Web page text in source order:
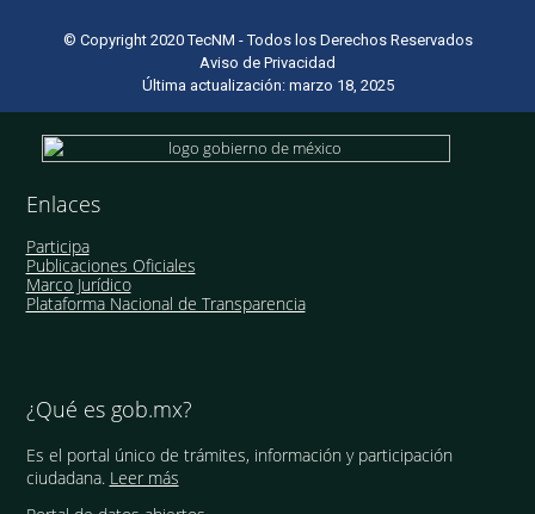
© Copyright 2020 TecNM - Todos los Derechos Reservados
Aviso de Privacidad
Última actualización: marzo 18, 2025
Enlaces
Participa
Publicaciones Oficiales
Marco Jurídico
Plataforma Nacional de Transparencia
¿Qué es gob.mx?
Es el portal único de trámites, información y participación
ciudadana. Leer más